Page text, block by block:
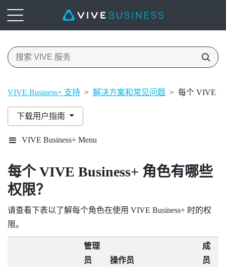
VIVE Business+ 支持 > 解决方案和常见问题 > 每个 VIVE
下载用户指南
VIVE Business+ Menu
每个VIVE Business+ 角色有哪些
权限？
请查看下表以了解每个角色在使用 VIVE Business+ 时的权
限。
管理
员
操作员
成
员